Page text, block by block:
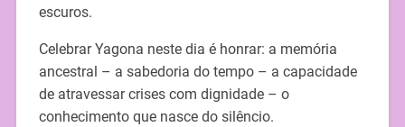
escuros.
Celebrar Yagona neste dia é honrar: a memória
ancestral – a sabedoria do tempo – a capacidade
de atravessar crises com dignidade – o
conhecimento que nasce do silêncio.